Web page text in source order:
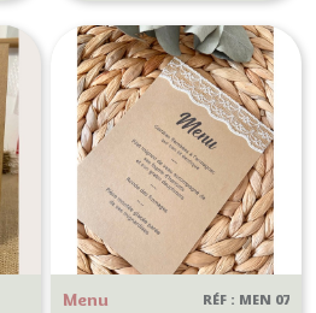
bohème -
MODÈLE Kraft,
Dentelle et
satin
Menu
RÉF : MEN 07